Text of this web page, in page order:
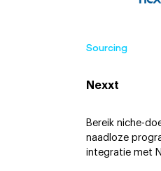
Sourcing
Nexxt
Bereik niche-
naadloze
integratie met